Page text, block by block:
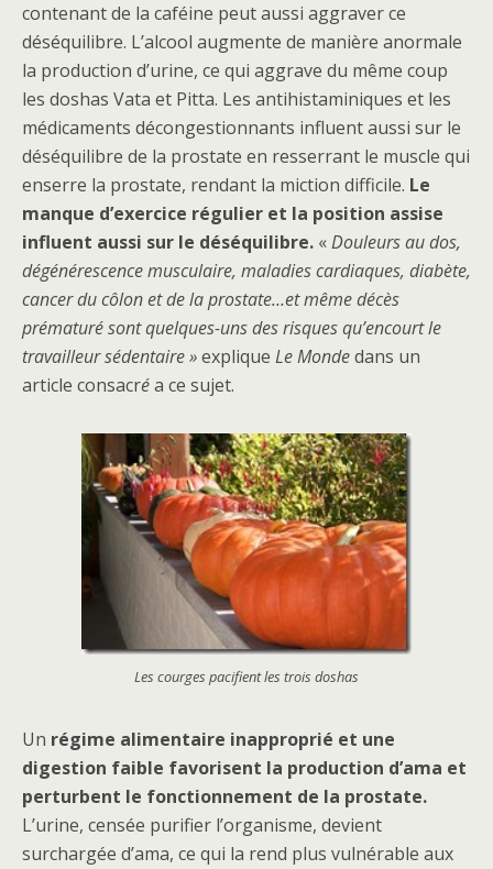
contenant de la caféine peut aussi aggraver ce
déséquilibre. L’alcool augmente de manière anormale
la production d’urine, ce qui aggrave du même coup
les doshas Vata et Pitta. Les antihistaminiques et les
médicaments décongestionnants influent aussi sur le
déséquilibre de la prostate en resserrant le muscle qui
enserre la prostate, rendant la miction difficile. Le
manque d’exercice régulier et la position assise
influent aussi sur le déséquilibre. «Douleurs au dos,
dégénérescence musculaire, maladies cardiaques, diabète,
cancer du côlon et de la prostate…et même décès
prématuré sont quelques-uns des risques qu’encourt le
travailleur sédentaire »explique Le Mondedans un
article consacréa ce sujet.
Les courges pacifient les trois doshas
Un régime alimentaire inapproprié et une
digestion faible favorisent la production d’ama et
perturbent le fonctionnement de la prostate.
L’urine, censée purifier l’organisme, devient
surchargée d’ama, ce qui la rend plus vulnérable aux